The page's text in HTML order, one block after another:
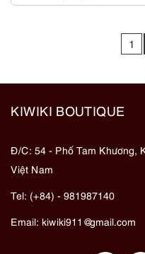
1
KIWIKI BOUTIQUE
Đ/C: 54 - Phố Tam Khương,
Việt Nam
Tel: (+84) - 981987140
Email: kiwiki911@gmail.com